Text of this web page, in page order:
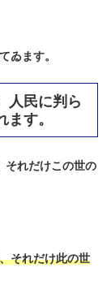
ゐます。
人民に判ら
す。
それだけこの世の
それだけ此の世